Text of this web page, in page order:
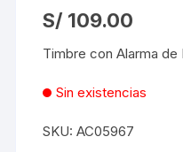
S/ 109.00
Timbre con Alarma de
Sin existencias
SKU:AC05967